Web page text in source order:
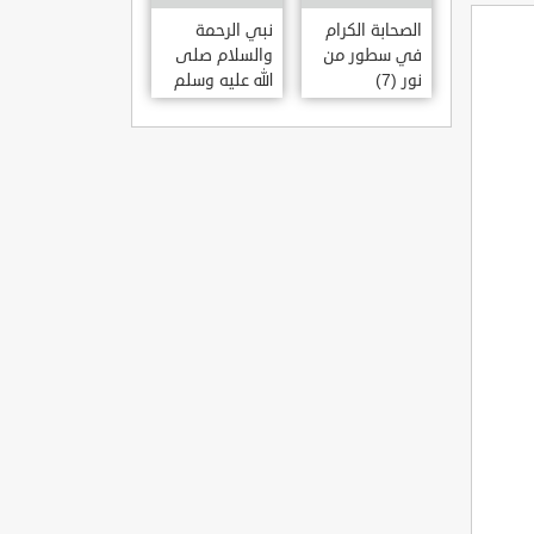
الصحابة الكرام
في سطور من
نور (7)
نبي الرحمة
والسلام صلى
الله عليه وسلم